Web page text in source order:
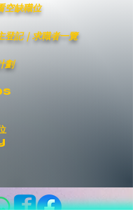
空缺職位
登記｜求職者一覽
劃